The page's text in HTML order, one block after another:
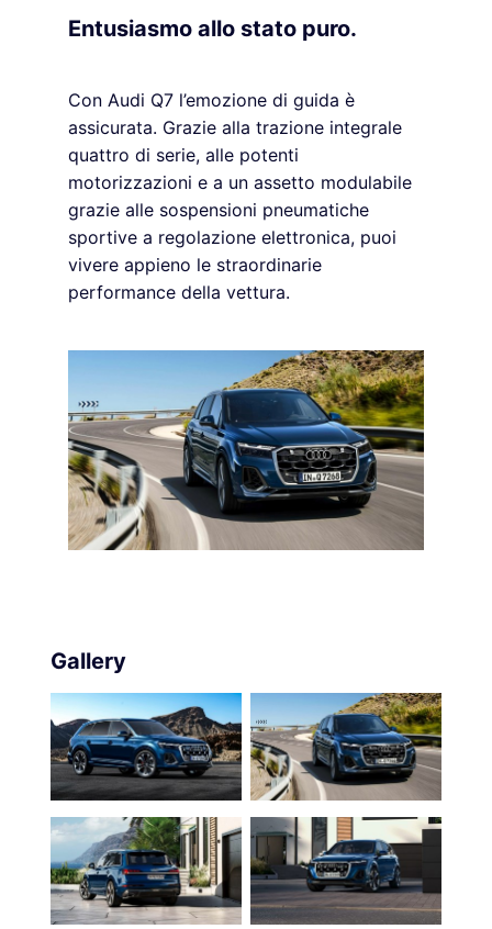
Entusiasmo allo stato puro.
Con Audi Q7 l’emozione di guida è
assicurata. Grazie alla trazione integrale
quattro di serie, alle potenti
motorizzazioni e a un assetto modulabile
grazie alle sospensioni pneumatiche
sportive a regolazione elettronica, puoi
vivere appieno le straordinarie
performance della vettura.
Gallery